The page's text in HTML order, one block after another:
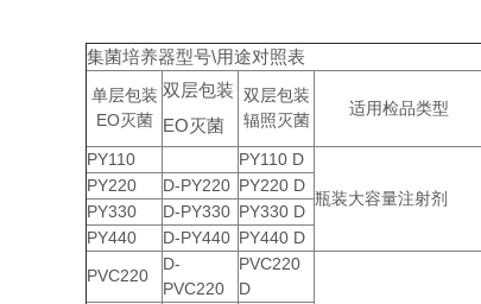
集菌培养器型号\用途对照表
单层包装
EO灭菌
双层包装
EO灭菌
双层包装
辐照灭菌
适用检品类型
PY110 PY110 D
瓶装大容量注射剂
PY220 D-PY220 PY220 D
PY330
D-PY330 PY330 D
PY440
D-PY440 PY440 D
PVC220
D-
PVC220
PVC220
D